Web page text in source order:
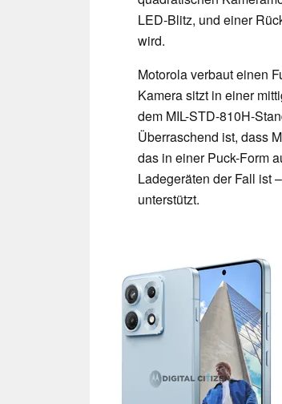
LED-Blitz, und einer
wird.
Motorola verbaut einen
Kamera sitzt in einer
dem MIL-STD-810H-
Überraschend ist, dass
das in einer Puck-Form
Ladegeräten der Fall ist
unterstützt.